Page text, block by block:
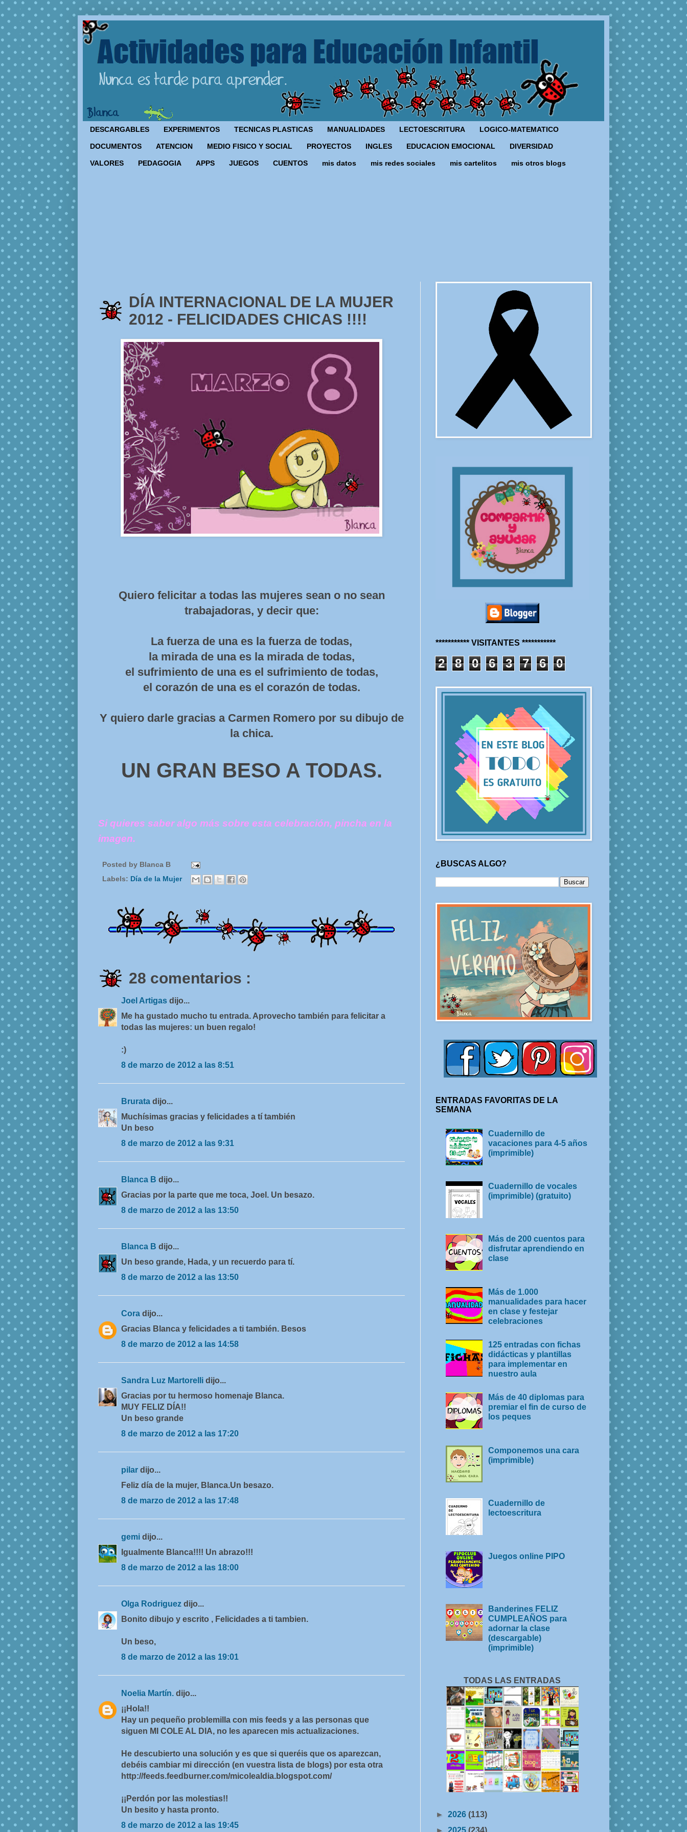
DESCARGABLES EXPERIMENTOS TECNICAS PLASTICAS MANUALIDADES LECTOESCRITURA LOGICO-MATEMATICO
DOCUMENTOS ATENCION MEDIO FISICO Y SOCIAL PROYECTOS INGLES EDUCACION EMOCIONAL DIVERSIDAD
VALORES PEDAGOGIA APPS JUEGOS CUENTOS mis datos mis redes sociales mis cartelitos mis otros blogs
DÍA INTERNACIONAL DE LA MUJER
2012 - FELICIDADES CHICAS !!!!
Quiero felicitar a todas las mujeres sean o no sean
trabajadoras, y decir que:
La fuerza de una es la fuerza de todas,
la mirada de una es la mirada de todas,
el sufrimiento de una es el sufrimiento de todas,
el corazón de una es el corazón de todas.
Y quiero darle gracias a Carmen Romero por su dibujo de
la chica.
UN GRAN BESO A TODAS.
Si quieres saber algo más sobre esta celebración, pincha en la
imagen.
Posted by Blanca B
Labels: Día de la Mujer
28 comentarios :
Joel Artigas dijo...
Me ha gustado mucho tu entrada. Aprovecho también para felicitar a
todas las mujeres: un buen regalo!
:)
8 de marzo de 2012 a las 8:51
Brurata dijo...
Muchísimas gracias y felicidades a tí también
Un beso
8 de marzo de 2012 a las 9:31
Blanca B dijo...
Gracias por la parte que me toca, Joel. Un besazo.
8 de marzo de 2012 a las 13:50
Blanca B dijo...
Un beso grande, Hada, y un recuerdo para tí.
8 de marzo de 2012 a las 13:50
Cora dijo...
Gracias Blanca y felicidades a ti también. Besos
8 de marzo de 2012 a las 14:58
Sandra Luz Martorelli dijo...
Gracias por tu hermoso homenaje Blanca.
MUY FELIZ DÍA!!
Un beso grande
8 de marzo de 2012 a las 17:20
pilar dijo...
Feliz día de la mujer, Blanca.Un besazo.
8 de marzo de 2012 a las 17:48
gemi dijo...
Igualmente Blanca!!!! Un abrazo!!!
8 de marzo de 2012 a las 18:00
Olga Rodriguez dijo...
Bonito dibujo y escrito , Felicidades a ti tambien.
Un beso,
8 de marzo de 2012 a las 19:01
Noelia Martín. dijo...
¡¡Hola!!
Hay un pequeño problemilla con mis feeds y a las personas que
siguen MI COLE AL DIA, no les aparecen mis actualizaciones.
He descubierto una solución y es que si queréis que os aparezcan,
debéis cambiar mi dirección (en vuestra lista de blogs) por esta otra
http://feeds.feedburner.com/micolealdia.blogspot.com/
¡¡Perdón por las molestias!!
Un besito y hasta pronto.
8 de marzo de 2012 a las 19:45
*********** VISITANTES ***********
2 8 0 6 3 7 6 0
¿BUSCAS ALGO?
ENTRADAS FAVORITAS DE LA
SEMANA
Cuadernillo de
vacaciones para 4-5 años
(imprimible)
Cuadernillo de vocales
(imprimible) (gratuito)
Más de 200 cuentos para
disfrutar aprendiendo en
clase
Más de 1.000
manualidades para hacer
en clase y festejar
celebraciones
125 entradas con fichas
didácticas y plantillas
para implementar en
nuestro aula
Más de 40 diplomas para
premiar el fin de curso de
los peques
Componemos una cara
(imprimible)
Cuadernillo de
lectoescritura
Juegos online PIPO
Banderines FELIZ
CUMPLEAÑOS para
adornar la clase
(descargable)
(imprimible)
TODAS LAS ENTRADAS
► 2026 (113)